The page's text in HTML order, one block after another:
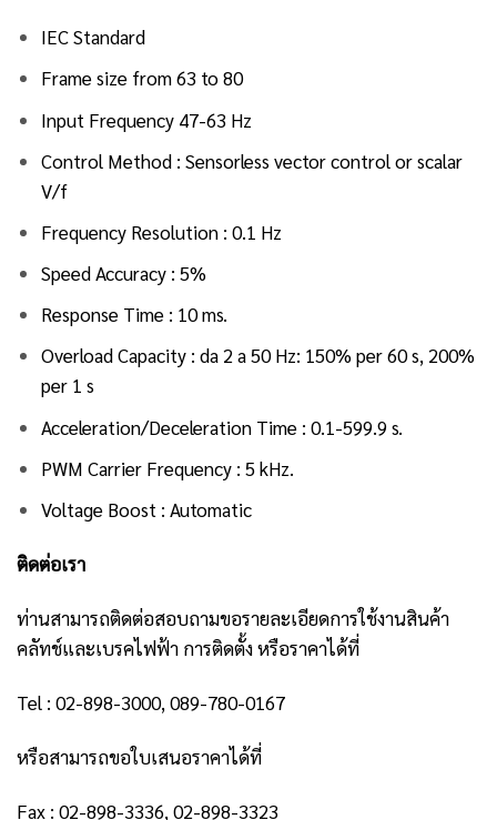
IEC Standard
Frame size from 63 to 80
Input Frequency 47-63 Hz
Control Method : Sensorless vector control or scalar
V/f
Frequency Resolution : 0.1 Hz
Speed Accuracy : 5%
Response Time : 10 ms.
Overload Capacity : da 2 a 50 Hz: 150% per 60 s, 200%
per 1 s
Acceleration/Deceleration Time : 0.1-599.9 s.
PWM Carrier Frequency : 5 kHz.
Voltage Boost : Automatic
ติดต่อเรา
ท่านสามารถติดต่อสอบถามขอรายละเอียดการใช้งานสินค้า
คลัทช์และเบรคไฟฟ้า การติดตั้ง หรือราคาได้ที่
Tel : 02-898-3000, 089-780-0167
หรือสามารถขอใบเสนอราคาได้ที่
Fax : 02-898-3336, 02-898-3323